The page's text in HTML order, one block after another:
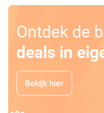
Ontdek de
deals in
Bekijk hier